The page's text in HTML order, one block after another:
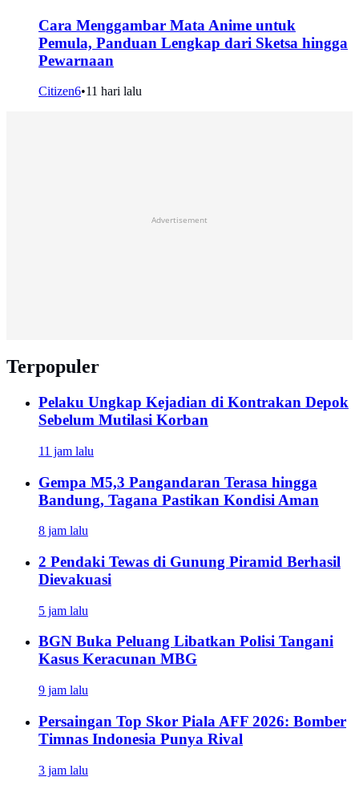
Cara Menggambar Mata Anime untuk
Pemula, Panduan Lengkap dari Sketsa hingga
Pewarnaan
Citizen6•11 hari lalu
Advertisement
Terpopuler
Pelaku Ungkap Kejadian di Kontrakan Depok
Sebelum Mutilasi Korban
11 jam lalu
Gempa M5,3 Pangandaran Terasa hingga
Bandung, Tagana Pastikan Kondisi Aman
8 jam lalu
2 Pendaki Tewas di Gunung Piramid Berhasil
Dievakuasi
5 jam lalu
BGN Buka Peluang Libatkan Polisi Tangani
Kasus Keracunan MBG
9 jam lalu
Persaingan Top Skor Piala AFF 2026: Bomber
Timnas Indonesia Punya Rival
3 jam lalu